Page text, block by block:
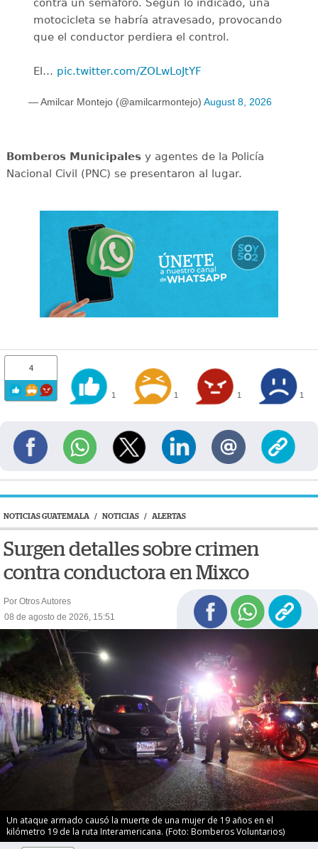
contra un semáforo. Según lo indicado, una
motocicleta se habría atravesado, provocando
que el conductor perdiera el control.
El… pic.twitter.com/ZOLwLoJtYF
— Amilcar Montejo (@amilcarmontejo) August 8, 2026
Bomberos Municipalesy agentes de la Policía
Nacional Civil (PNC) se presentaron al lugar.
4
1 1 1 1
NOTICIAS GUATEMALA / NOTICIAS / ALERTAS
Surgen detalles sobre crimen
contra conductora en Mixco
Por Otros Autores
08 de agosto de 2026, 15:51
Un ataque armado causó la muerte de una mujer de 19 años en el
kilómetro 19 de la ruta Interamericana. (Foto: Bomberos Voluntarios)